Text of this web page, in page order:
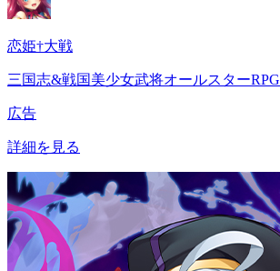
恋姫†大戦
三国志&戦国美少女武将オールスターRPG
広告
詳細を見る